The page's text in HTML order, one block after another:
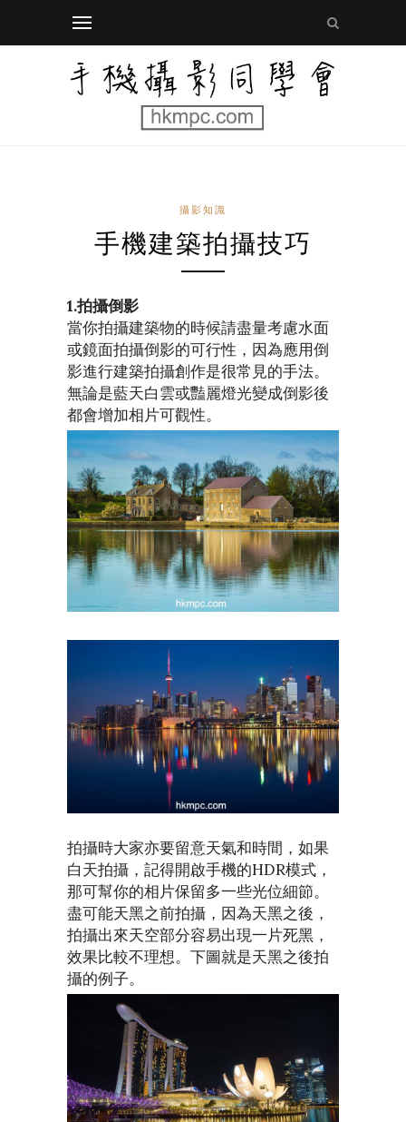
攝影知識
手機建築拍攝技巧
1.拍攝倒影
當你拍攝建築物的時候請盡量考慮水面
或鏡面拍攝倒影的可行性，因為應用倒
影進行建築拍攝創作是很常見的手法。
無論是藍天白雲或豔麗燈光變成倒影後
都會增加相片可觀性。
拍攝時大家亦要留意天氣和時間，如果
白天拍攝，記得開啟手機的HDR模式，
那可幫你的相片保留多一些光位細節。
盡可能天黑之前拍攝，因為天黑之後，
拍攝出來天空部分容易出現一片死黑，
效果比較不理想。下圖就是天黑之後拍
攝的例子。